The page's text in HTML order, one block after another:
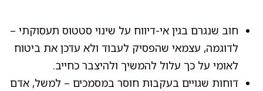
חוב שנגרם בגין אי-דיווח על שינוי סטטוס תעסוקתי –
לדוגמה, עצמאי שהפסיק לעבוד ולא עדכן את ביטוח
לאומי על כך עלול להמשיך ולהיצבר כחייב.
דוחות שגויים בעקבות חוסר במסמכים – למשל, אדם